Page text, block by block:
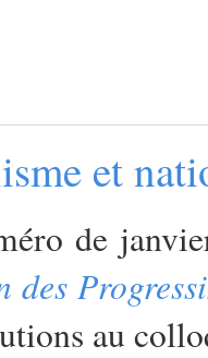
et
de
des
au